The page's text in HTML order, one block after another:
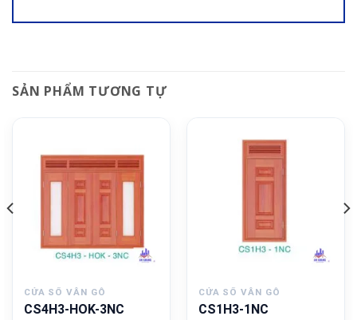
SẢN PHẨM TƯƠNG TỰ
CỬA SỔ VÂN GỖ
CS4H3-HOK-3NC
CỬA SỔ VÂN GỖ
CS1H3-1NC